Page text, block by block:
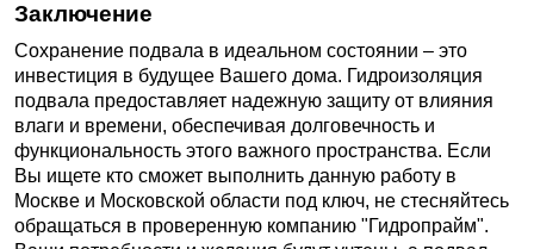
Заключение
Сохранение подвала в идеальном состоянии – это
инвестиция в будущее Вашего дома. Гидроизоляция
подвала предоставляет надежную защиту от влияния
влаги и времени, обеспечивая долговечность и
функциональность этого важного пространства. Если
Вы ищете кто сможет выполнить данную работу в
Москве и Московской области под ключ, не стесняйтесь
обращаться в проверенную компанию "Гидропрайм".